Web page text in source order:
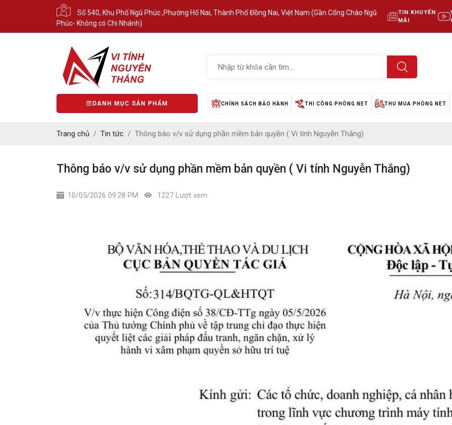
Số 540, Khu Phố Ngũ Phúc ,Phường Hố Nai, Thành Phố Đồng Nai, Việt Nam (Gần Cổng Chào Ngũ
Phúc- Không có Chi Nhánh)
TIN KHUYẾN
MÃI
DANH MỤC SẢN PHẨM CHÍNH SÁCH BẢO HÀNH THI CÔNG PHÒNG NET THU MUA PHÒNG NET
Trang chủ Tin tức Thông báo v/v sử dụng phần mềm bản quyền ( Vi tính Nguyễn Thắng)
Thông báo v/v sử dụng phần mềm bản quyền ( Vi tính Nguyễn Thắng)
10/05/2026 09:28 PM 1227 Lượt xem